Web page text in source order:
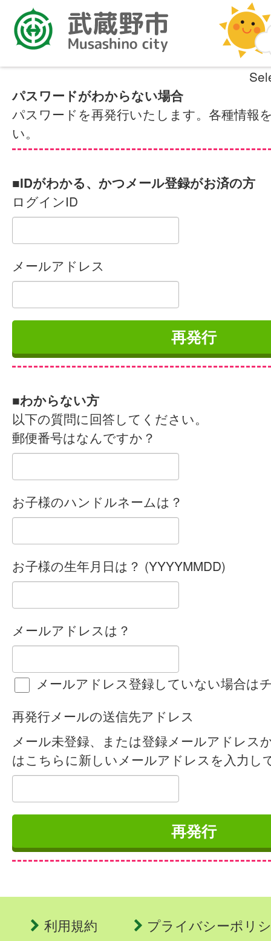
パスワードがわからない場合
パスワードを再発行いたします。各種情報
い。
■IDがわかる、かつメール登録がお済の方
ログインID
メールアドレス
■わからない方
以下の質問に回答してください。
郵便番号はなんですか？
お子様のハンドルネームは？
お子様の生年月日は？ (YYYYMMDD)
メールアドレスは？
メールアドレス登録していない場合は
再発行メールの送信先アドレス
メール未登録、または登録メールアドレス
はこちらに新しいメールアドレスを入力し
利用規約
プライバシーポリ